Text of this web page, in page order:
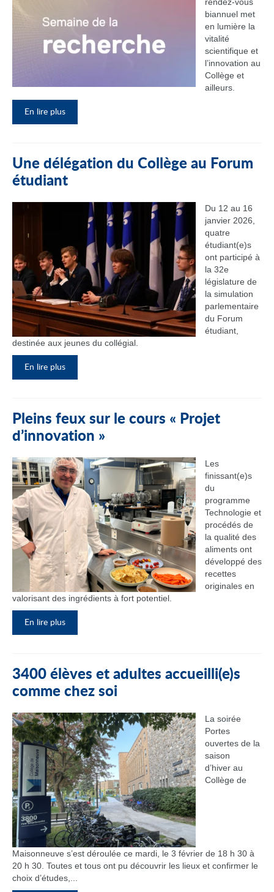
biannuel met
en lumière la
vitalité
scientifique et
l’innovation au
Collège et
ailleurs.
En lire plus
Une délégation du Collège au Forum
étudiant
Du 12 au 16
janvier 2026,
quatre
étudiant(e)s
ont participé à
la 32e
législature de
la simulation
parlementaire
du Forum
étudiant,
destinée aux jeunes du collégial.
En lire plus
Pleins feux sur le cours « Projet
d’innovation »
Les
finissant(e)s
du
programme
Technologie et
procédés de
la qualité des
aliments ont
développé des
recettes
originales en
valorisant des ingrédients à fort potentiel.
En lire plus
3400 élèves et adultes accueilli(e)s
comme chez soi
La soirée
Portes
ouvertes de la
saison
d’hiver au
Collège de
Maisonneuve s’est déroulée ce mardi, le 3 février de 18 h 30 à
20 h 30. Toutes et tous ont pu découvrir les lieux et confirmer le
choix d’études,...